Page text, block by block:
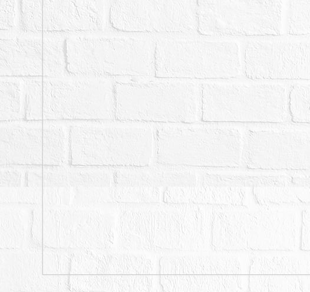
三、保證金新台幣：6,950,000元。
四、拍定後抵押權均塗銷。